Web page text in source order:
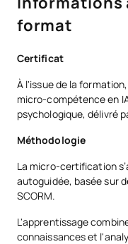
format
Certificat
À l'issue de la
micro-compétence en
psychologique, délivré
Méthodologie
La micro-certification
autoguidée, basée sur
SCORM.
L'apprentissage
connaissances et